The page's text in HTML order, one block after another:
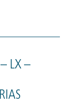
LX –